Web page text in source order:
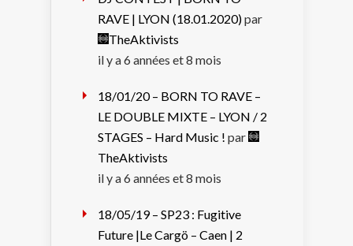
RAVE | LYON (18.01.2020)par
TheAktivists
il y a 6 années et 8 mois
18/01/20 – BORN TO RAVE –
LE DOUBLE MIXTE – LYON / 2
STAGES – Hard Music ! par
TheAktivists
il y a 6 années et 8 mois
18/05/19 – SP23 : Fugitive
Future |Le Cargö – Caen | 2